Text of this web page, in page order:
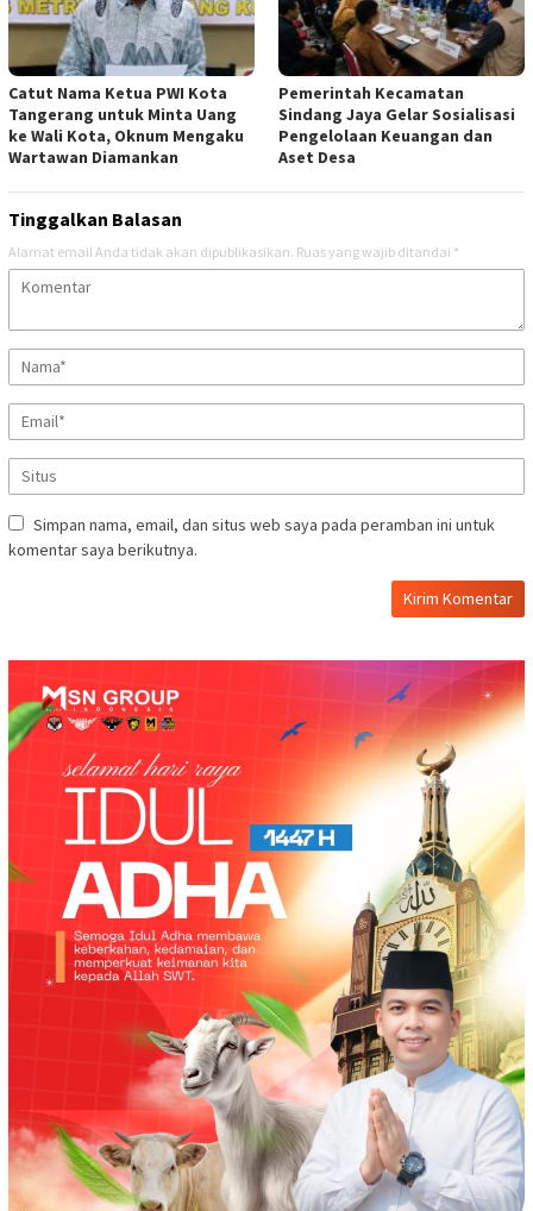
Catut Nama Ketua PWI Kota
Tangerang untuk Minta Uang
ke Wali Kota, Oknum Mengaku
Wartawan Diamankan
Pemerintah Kecamatan
Sindang Jaya Gelar Sosialisasi
Pengelolaan Keuangan dan
Aset Desa
Tinggalkan Balasan
Alamat email Anda tidak akan dipublikasikan. Ruas yang wajib ditandai *
Simpan nama, email, dan situs web saya pada peramban ini untuk
komentar saya berikutnya.